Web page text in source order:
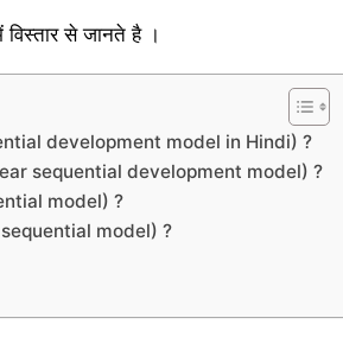
से जानते है ।
development model in Hindi) ?
sequential development model) ?
model) ?
model) ?